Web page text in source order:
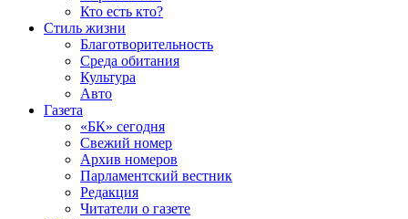
Кто есть кто?
Стиль жизни
Благотворительность
Среда обитания
Культура
Авто
Газета
«БК» сегодня
Свежий номер
Архив номеров
Парламентский вестник
Редакция
Читатели о газете